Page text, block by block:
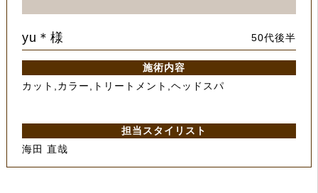
yu＊様 50代後半
施術内容
カット,カラー,トリートメント,ヘッドスパ
担当スタイリスト
海田 直哉